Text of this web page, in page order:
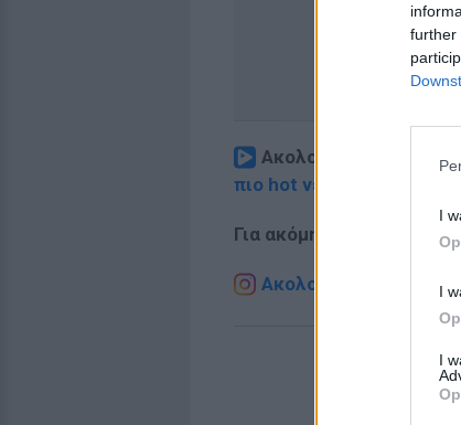
further
I
I
I
Ακολουθήστε το E-
πιο hot νέα
Για ακόμη περισσότερα
Ακολουθήστε το E-